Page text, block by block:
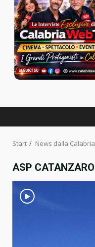
Start News dalla Calabria
ASP CATANZARO